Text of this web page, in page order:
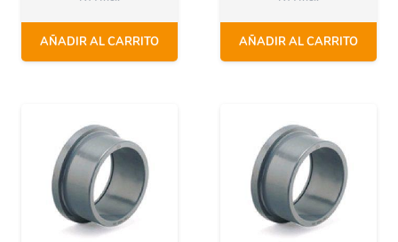
AÑADIR AL CARRITO AÑADIR AL CARRITO